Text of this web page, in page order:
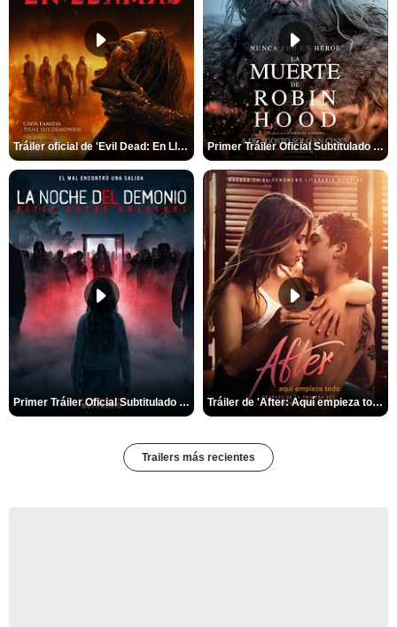
Tráiler oficial de 'Evil Dead: En Llamas' Primer Tráiler Oficial Subtitulado de 'La Muerte de Robin Hood'
Primer Tráiler Oficial Subtitulado de 'La Noche Del Demonio: Están Entre Nosotros' Tráiler de 'After: Aquí empieza todo'
Trailers más recientes